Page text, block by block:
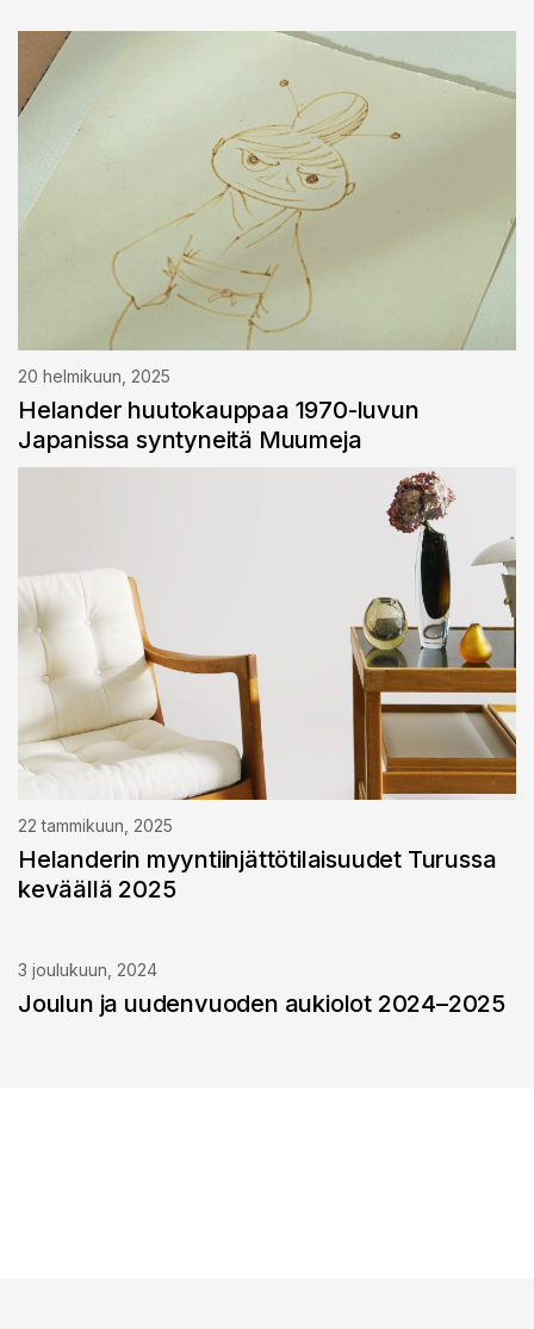
20 helmikuun, 2025
Helander huutokauppaa 1970-luvun
Japanissa syntyneitä Muumeja
22 tammikuun, 2025
Helanderin myyntiinjättötilaisuudet Turussa
keväällä 2025
3 joulukuun, 2024
Joulun ja uudenvuoden aukiolot 2024–2025